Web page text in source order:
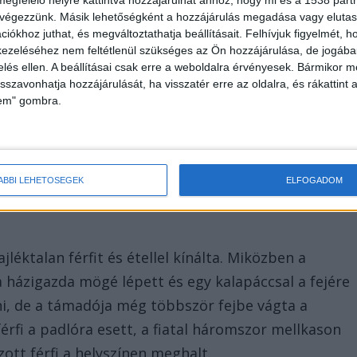
Másik lehetőségként a hozzájárulás megadása vagy
juthat, és megváltoztathatja beállításait. Felhívjuk figyelmét,
nem feltétlenül szükséges az Ön hozzájárulása, de
ellen. A beállításai csak erre a weboldalra érvényesek. Bármikor
hozzájárulását, ha visszatér erre az oldalra, és rákattint
gombra.
LEHETŐSÉGEK ELFOGADOM
utazott. Másnap hajnalban a
vigye haza, mert gondok vannak a
a pécsi lakásába, aki hajnalban kiment az
férfit és étellel kínálta. Miközben a
mögé lépett és egy kalapáccsal a fejére
de a támadója még többször fejbe vágta a
a padlóra esett, a fiatal háromszor mellkason
férfi a helyszínen meghalt.